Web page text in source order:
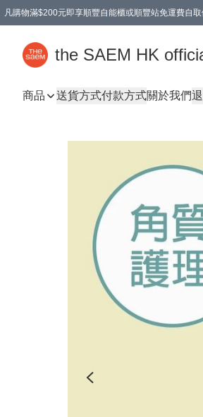
凡購物滿$200元即享順豐自能櫃或順豐站免運費自
the SAEM HK
商品 送貨方式付款方式關於我們